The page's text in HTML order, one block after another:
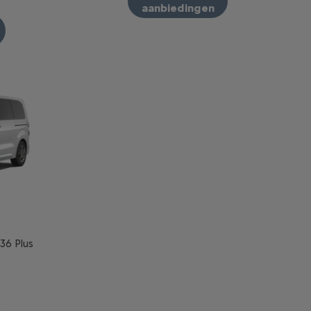
aanbiedingen
Range Automatic YOU, lening op afbetaling
Plus